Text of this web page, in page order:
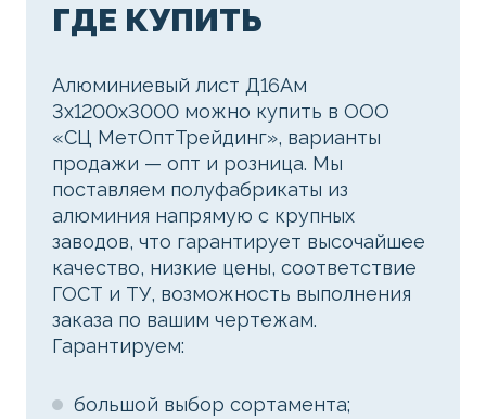
ГДЕ КУПИТЬ
Алюминиевый лист Д16Ам
3х1200х3000 можно купить в ООО
«СЦ МетОптТрейдинг», варианты
продажи — опт и розница. Мы
поставляем полуфабрикаты из
алюминия напрямую с крупных
заводов, что гарантирует высочайшее
качество, низкие цены, соответствие
ГОСТ и ТУ, возможность выполнения
заказа по вашим чертежам.
Гарантируем:
большой выбор сортамента;